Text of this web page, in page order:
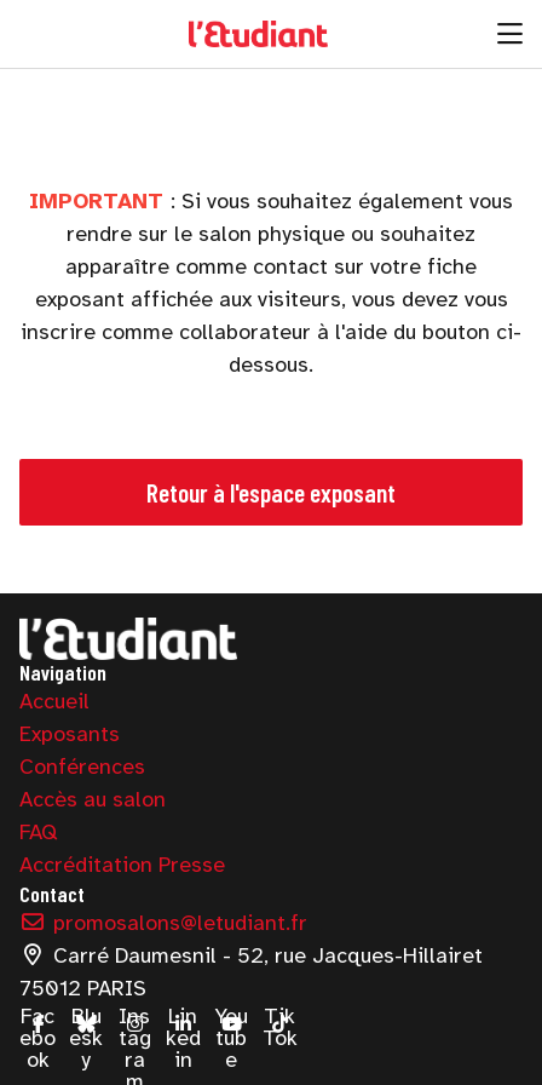
IMPORTANT : Si vous souhaitez également vous
rendre sur le salon physique ou souhaitez
apparaître comme contact sur votre fiche
exposant affichée aux visiteurs, vous devez vous
inscrire comme collaborateur à l'aide du bouton ci-
dessous.
Retour à l'espace exposant
Navigation
Accueil
Exposants
Conférences
Accès au salon
FAQ
Accréditation Presse
Contact
promosalons@letudiant.fr
Carré Daumesnil - 52, rue Jacques-Hillairet
75012 PARIS
Fac
ebo
ok
Blu
esk
y
Ins
tag
ra
Lin
ked
in
You
tub
e
Tik
Tok